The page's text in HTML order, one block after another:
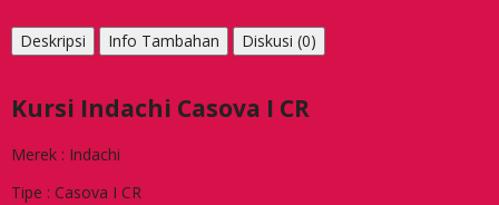
Deskripsi Info Tambahan Diskusi (0)
Kursi Indachi Casova I CR
Merek : Indachi
Tipe : Casova I CR